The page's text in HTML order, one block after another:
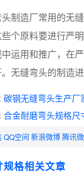
制造厂常用的无
个原料要进行严
运用和推广，在
无缝弯头的制造
碳钢无缝弯头生产厂
合金耐磨弯头规格尺
QQ空间 新浪微博腾讯
规格相关文章